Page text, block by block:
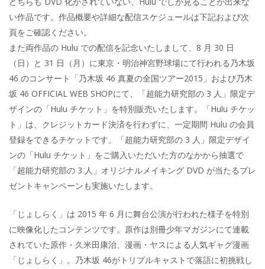
い作品です。作品概要や詳細な配信スケジュールは下記および次
頁をご確認ください。
また両作品の Hulu での配信を記念いたしまして、8 月 30 日
（日）と 31 日（月）に東京・明治神宮野球場にて行われる乃木坂
46 のコンサート「乃木坂 46 真夏の全国ツアー2015」および乃木
坂 46 OFFICIAL WEB SHOPにて、「超能力研究部の 3 人」限定デ
ザインの「Hulu チケット」を特別販売いたします。「Hulu チケッ
ト」は、クレジットカード決済を行わずに、一定期間 Hulu の会員
登録をできるチケットです。「超能力研究部の 3 人」限定デザイ
ンの「Hulu チケット」をご購入いただいた方のなかから抽選で
「超能力研究部の 3 人」オリジナルメイキング DVD が当たるプレ
ゼントキャンペーンも実施いたします。
「じょしらく」は 2015 年 6 月に舞台公演が行われた様子を特別
に映像化したコンテンツです。原作は別冊少年マガジンにて連載
されていた原作・久米田康治、漫画・ヤスによる人気ギャグ漫画
「じょしらく」。乃木坂 46がトリプルキャストで落語に初挑戦し